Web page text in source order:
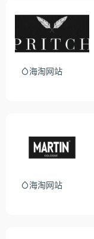
海淘网站
海淘网站